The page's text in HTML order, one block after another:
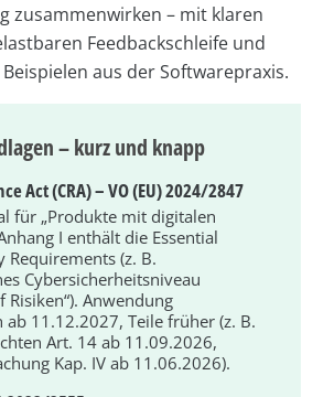
zusammenwirken – mit klaren
Feedbackschleife und
aus der Softwarepraxis.
– kurz und knapp
Act (CRA) – VO (EU) 2024/2847
für „Produkte mit digitalen
I enthält die Essential
Requirements (z. B.
Cybersicherheitsniveau
Risiken“). Anwendung
ab 11.12.2027, Teile früher (z. B.
Art. 14 ab 11.09.2026,
Kap. IV ab 11.06.2026).